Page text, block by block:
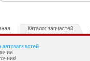
Каталог запчастей
автозапчастей